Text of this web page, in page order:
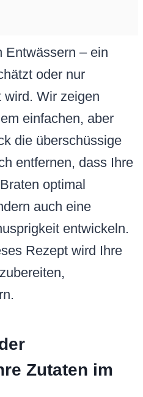
Entwässern – ein
oder nur
wird. Wir zeigen
einfachen, aber
die überschüssige
entfernen, dass Ihre
optimal
auch eine
entwickeln.
Rezept wird Ihre
Zutaten im